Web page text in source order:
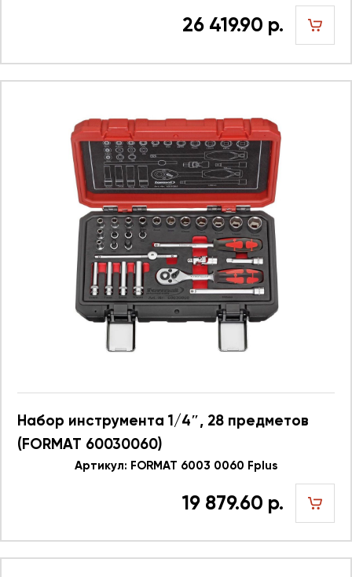
26 419.90 р.
Набор инструмента 1/4″, 28 предметов
(FORMAT 60030060)
Артикул: FORMAT 6003 0060 Fplus
19 879.60 р.